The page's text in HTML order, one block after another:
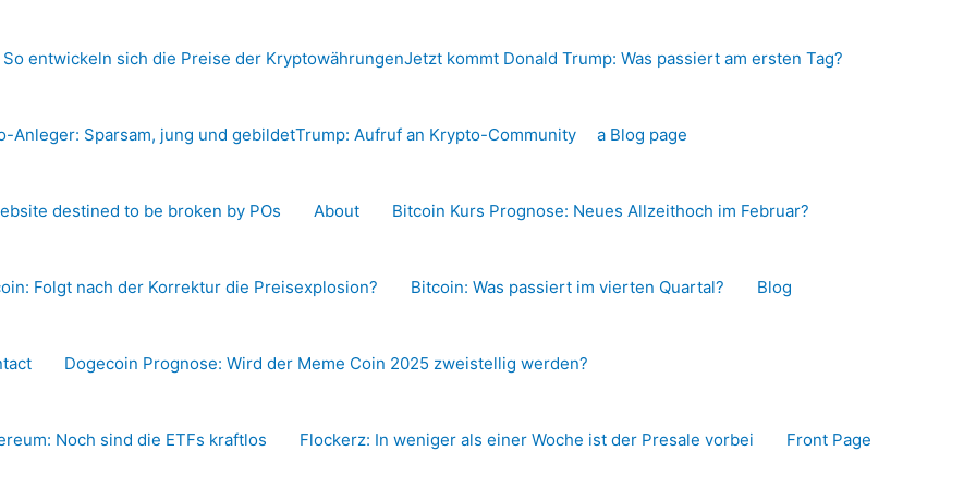
So entwickeln sich die Preise der KryptowährungenJetzt kommt Donald Trump: Was passiert am ersten Tag?
Anleger: Sparsam, jung und gebildetTrump: Aufruf an Krypto-Community a Blog page
destined to be broken by POs About Bitcoin Kurs Prognose: Neues Allzeithoch im Februar?
Folgt nach der Korrektur die Preisexplosion? Bitcoin: Was passiert im vierten Quartal? Blog
Dogecoin Prognose: Wird der Meme Coin 2025 zweistellig werden?
Noch sind die ETFs kraftlos Flockerz: In weniger als einer Woche ist der Presale vorbei Front Page